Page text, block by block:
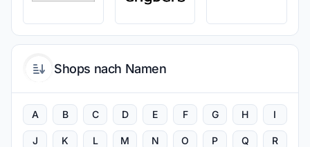
Shops nach Namen
A B C D E F G H I
J K L M N O P Q R